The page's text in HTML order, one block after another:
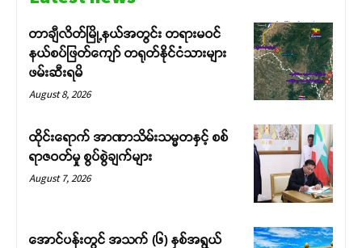
တာချီလိတ်မြို့နယ်အတွင်း တရားမဝင်
နယ်စပ်ဖြတ်ကျော် တရုတ်နိုင်ငံသားများ
ဖမ်းဆီးရမိ
August 8, 2026
ထိုင်းရောက် အာဏာသိမ်းသမ္မတနှင့် စစ်
ရာဇဝတ်မှု စွပ်စွဲချက်များ
August 7, 2026
အောင်ပန်းတွင် အသက် (၆) နှစ်အရွယ်